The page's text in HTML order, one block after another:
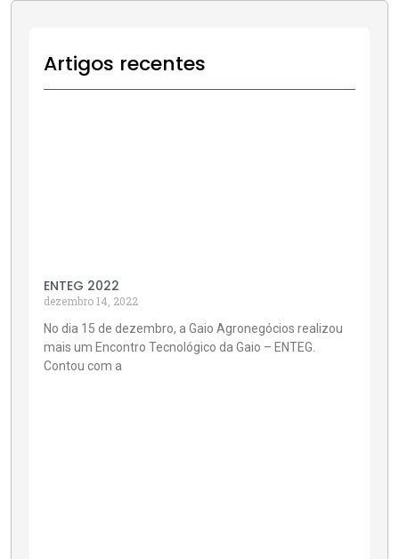
Artigos recentes
ENTEG 2022
dezembro 14, 2022
No dia 15 de dezembro, a Gaio Agronegócios realizou
mais um Encontro Tecnológico da Gaio – ENTEG.
Contou com a